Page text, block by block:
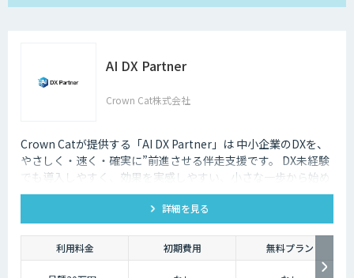
AI DX Partner
Crown Cat株式会社
Crown Catが提供する「AI DX Partner」は 中小企業のDXを、
やさしく・速く・確実に”前進させる伴走支援です。 DX未経験
でも導入しやすく、効果を実感しやすい、小さな一歩から始め
るDX支援サービスです。 AI DX Partnerは、大手企業のDX支援
で培ったノウハウをベースに、 地方・中小企業のための“現実
的なDX”を設計・実装・運用まで一貫して支援いたします。 私
たちは、コンサル×開発×AIの力で、現場に寄り添った 『ちょ
うどいいDX』を実現します。
詳細を見る
利用料金 初期費用 無料プラン